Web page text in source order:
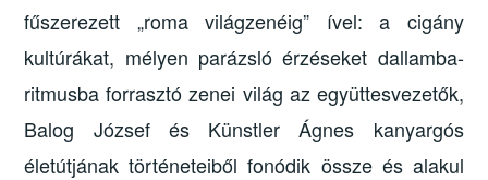
fűszerezett „roma világzenéig” ível: a cigány
kultúrákat, mélyen parázsló érzéseket dallamba-
ritmusba forrasztó zenei világ az együttesvezetők,
Balog József és Künstler Ágnes kanyargós
életútjának történeteiből fonódik össze és alakul